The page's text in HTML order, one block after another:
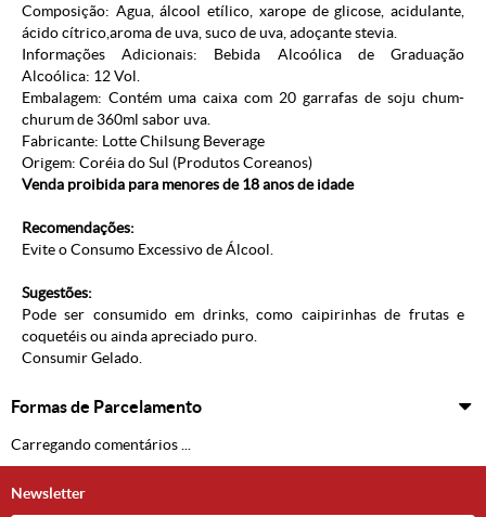
Composição: Agua, álcool etílico, xarope de glicose, acidulante,
ácido cítrico,aroma de uva, suco de uva, adoçante stevia.
Informações Adicionais: Bebida Alcoólica de Graduação
Alcoólica: 12 Vol.
Embalagem: Contém uma caixa com 20 garrafas de soju chum-
churum de 360ml sabor uva.
Fabricante: Lotte Chilsung Beverage
Origem: Coréia do Sul (Produtos Coreanos)
Venda proibida para menores de 18 anos de idade
Recomendações:
Evite o Consumo Excessivo de Álcool.
Sugestões:
Pode ser consumido em drinks, como caipirinhas de frutas e
coquetéis ou ainda apreciado puro.
Consumir Gelado.
Formas de Parcelamento
Carregando comentários ...
Newsletter